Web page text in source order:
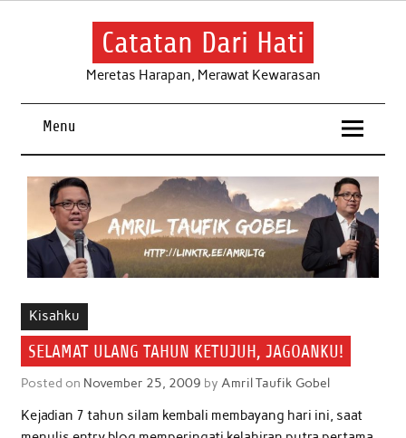
Skip
Catatan Dari Hati
Meretas Harapan, Merawat Kewarasan
Menu
Kisahku
SELAMAT ULANG TAHUN KETUJUH, JAGOANKU!
Posted on November 25, 2009 by Amril Taufik Gobel
Kejadian 7 tahun silam kembali membayang hari ini, saat